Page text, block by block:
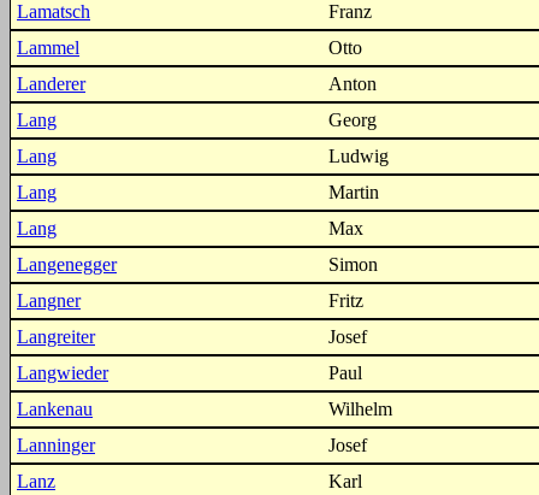
Lamatsch
Franz
Lammel
Otto
Landerer
Anton
Lang
Georg
Lang
Ludwig
Lang
Martin
Lang
Max
Langenegger
Simon
Langner
Fritz
Langreiter
Josef
Langwieder
Paul
Lankenau
Wilhelm
Lanninger
Josef
Lanz
Karl